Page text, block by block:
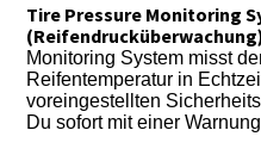
Tire Pressure Monitoring
Monitoring System misst
Reifentemperatur in
voreingestellten
Du sofort mit einer